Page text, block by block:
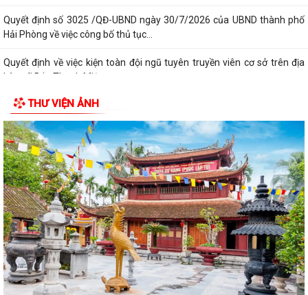
Quyết định số 3025 /QĐ-UBND ngày 30/7/2026 của UBND thành phố
Hải Phòng về việc công bố thủ tục...
Quyết định về việc kiện toàn đội ngũ tuyên truyền viên cơ sở trên địa
bàn xã Bắc Thanh Miện
Kế hoạch triển khai thực hiện Quyết định số 61/2026/QĐ-UBND ngày
22/07/2026 của UBND thành phố Hải...
Quyết định số 2944/QĐ-UBND ngày 27/07/2026 của Ủy ban nhân dân
Thành phố về việc công bố thủ tục...
Thông báo về việc công bố thủ tục hành chính nội bộ mới ban hành
thuộc phạm vi chức năng quản lý...
Không thu lệ phí đăng ký kinh doanh đối với hộ kinh doanh, hợp tác xã,
Liên hiệp Hợp tác xã
Bộ Chính trị quyết định đổi tên Ban Tuyên giáo và Dân vận Trung ương
thành Ban Tuyên giáo Trung...
THƯ VIỆN ẢNH